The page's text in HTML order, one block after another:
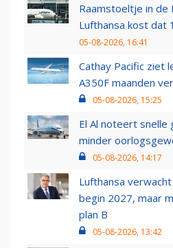
Raamstoeltje in de
Lufthansa kost dat
05-08-2026, 16:41
Cathay Pacific ziet
A350F maanden
05-08-2026, 15:25
El Al noteert snelle
minder
05-08-2026, 14:17
Lufthansa
begin 2027, maar
plan B
05-08-2026, 13:42